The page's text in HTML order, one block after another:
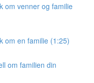
om venner og familie
om en familie (1:25)
om familien din